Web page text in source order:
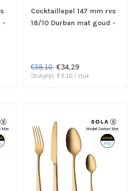
-
Cocktaillepel 147 mm rvs
18/10 Durban mat goud -
€38,10 €34,29
Stukprijs: €3,18 / stuk